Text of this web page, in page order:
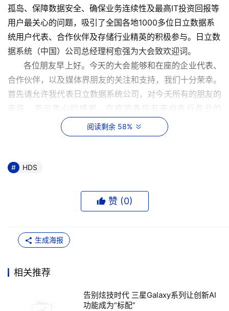
孤岛、保障数据安全、确保业务连续性及最高IT投资回报等
用户最关心的问题，吸引了全国各地1000多位日立数据系
统用户代表、合作伙伴及存储行业精英的积极参与。日立数
据系统（中国）公司总经理柯愈强为大会致欢迎词。
各位朋友早上好。今天的大会能够和在座的企业代表、
合作伙伴，以及媒体界朋友的关注和支持，我们十分荣幸。
首先请允许我代表日立数据系统公司，对今天所有的朋友的
来临，表示衷心的感谢。在座的各位有来自各行各业的
CIO、CEO还有企业的运营和IT的主管。大家对IT架构还有
存储都有自己的理解。作为日立数据系统中国团队的代表，
领导厂商，日立数据系统对目前的中国的企业，面临的存储
信息技术发展到今天可以说是一日千里，为我们工作和
长。这使现在的企业不但面临挑战，同时还必须应付各种有
限的业务需求，法规的需求，以及对业务24小时不断运营
证合理投资的合理性，怎么样找到适合企业的解决方案，确
保数据安全和简化系统管理。这成为了各种规模的企业不得
不正视的课题。我们今天有幸与以信息话题为主题，和大家
阅读剩余 58%
HDS
赞 (0)
生成海报
相关推荐
告别炫技时代 三星Galaxy系列让创新AI
功能成为“标配”